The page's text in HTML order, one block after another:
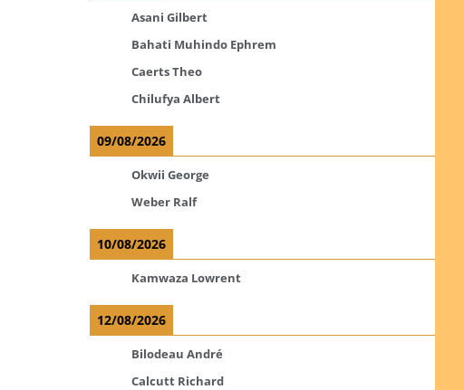
Asani Gilbert
Bahati Muhindo Ephrem
Caerts Theo
Chilufya Albert
09/08/2026
Okwii George
Weber Ralf
10/08/2026
Kamwaza Lowrent
12/08/2026
Bilodeau André
Calcutt Richard